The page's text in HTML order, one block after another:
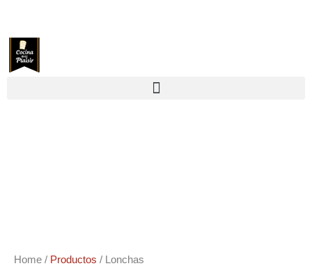
Home / Productos / Lonchas